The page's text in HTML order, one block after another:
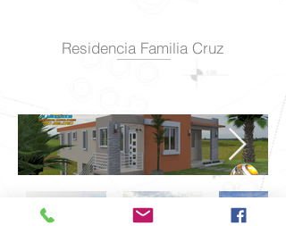
Residencia Familia Cruz